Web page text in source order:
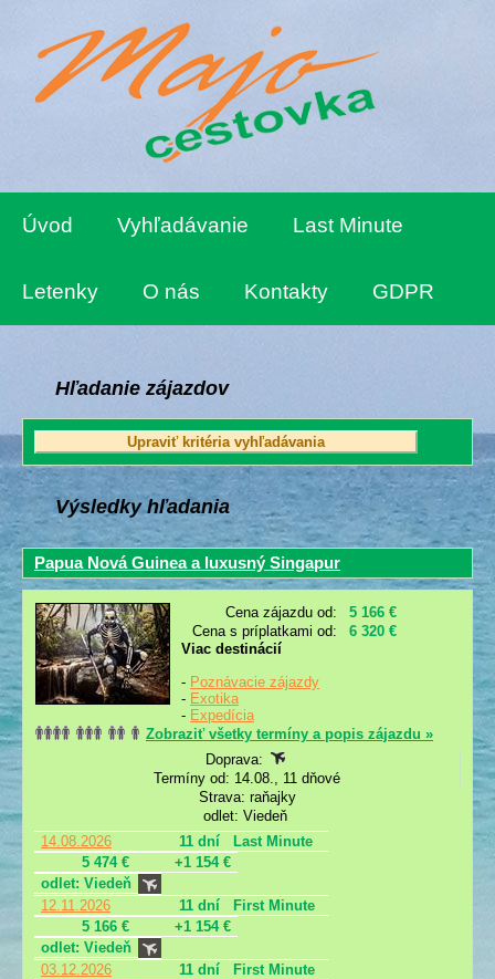
Úvod Vyhľadávanie Last Minute
Letenky O nás Kontakty GDPR
Hľadanie zájazdov
Výsledky hľadania
Papua Nová Guinea a luxusný Singapur
Cena zájazdu od:
5 166 €
Cena s príplatkami od:
6 320 €
Viac destinácií
- Poznávacie zájazdy
- Exotika
- Expedícia
Zobraziť všetky termíny a popis zájazdu »
Doprava:
Termíny od: 14.08., 11 dňové
Strava: raňajky
odlet: Viedeň
14.08.2026
11 dní
Last Minute
5 474 €
+1 154 €
odlet: Viedeň
12.11.2026
11 dní
First Minute
5 166 €
+1 154 €
odlet: Viedeň
03.12.2026
11 dní
First Minute